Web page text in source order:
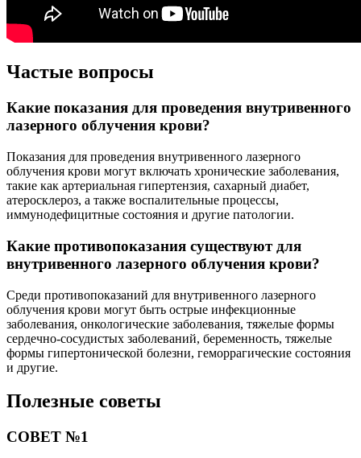
Частые вопросы
Какие показания для проведения внутривенного
лазерного облучения крови?
Показания для проведения внутривенного лазерного
облучения крови могут включать хронические заболевания,
такие как артериальная гипертензия, сахарный диабет,
атеросклероз, а также воспалительные процессы,
иммунодефицитные состояния и другие патологии.
Какие противопоказания существуют для
внутривенного лазерного облучения крови?
Среди противопоказаний для внутривенного лазерного
облучения крови могут быть острые инфекционные
заболевания, онкологические заболевания, тяжелые формы
сердечно-сосудистых заболеваний, беременность, тяжелые
формы гипертонической болезни, геморрагические состояния
и другие.
Полезные советы
СОВЕТ №1